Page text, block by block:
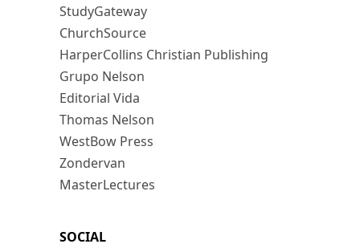
StudyGateway
ChurchSource
HarperCollins Christian Publishing
Grupo Nelson
Editorial Vida
Thomas Nelson
WestBow Press
Zondervan
MasterLectures
SOCIAL